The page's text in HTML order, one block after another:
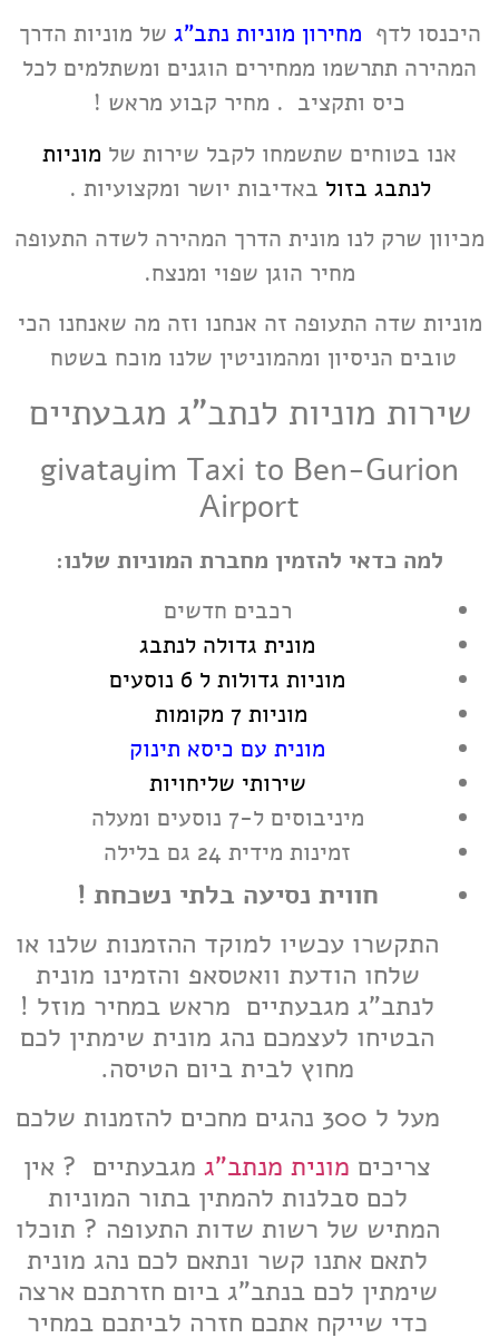
היכנסו לדף מחירון מוניות נתב”ג של מוניות הדרך
המהירה תתרשמו ממחירים הוגנים ומשתלמים לכל
כיס ותקציב . מחיר קבוע מראש !
אנו בטוחים שתשמחו לקבל שירות של מוניות
לנתבג בזול באדיבות יושר ומקצועיות .
מכיוון שרק לנו מונית הדרך המהירה לשדה התעופה
מחיר הוגן שפוי ומנצח.
מוניות שדה התעופה זה אנחנו וזה מה שאנחנו הכי
טובים הניסיון ומהמוניטין שלנו מוכח בשטח
שירות מוניות לנתב"ג מגבעתיים
givatayim Taxi to Ben-Gurion
Airport
למה כדאי להזמין מחברת המוניות שלנו:
רכבים חדשים
מונית גדולה לנתבג
מוניות גדולות ל 6 נוסעים
מוניות 7 מקומות
מונית עם כיסא תינוק
שירותי שליחויות
מיניבוסים ל-7 נוסעים ומעלה
זמינות מידית 24 גם בלילה
חווית נסיעה בלתי נשכחת !
התקשרו עכשיו למוקד ההזמנות שלנו או
שלחו הודעת וואטסאפ והזמינו מונית
לנתב"ג מגבעתיים מראש במחיר מוזל !
הבטיחו לעצמכם נהג מונית שימתין לכם
מחוץ לבית ביום הטיסה.
מעל ל 300 נהגים מחכים להזמנות שלכם
צריכים מונית מנתב"ג מגבעתיים ? אין
לכם סבלנות להמתין בתור המוניות
המתיש של רשות שדות התעופה ? תוכלו
לתאם אתנו קשר ונתאם לכם נהג מונית
שימתין לכם בנתב"ג ביום חזרתכם ארצה
כדי שייקח אתכם חזרה לביתכם במחיר